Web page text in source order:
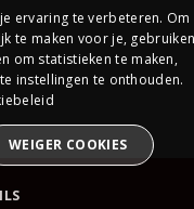
ervaring te verbeteren. Om
te maken voor je,
om statistieken te maken,
instellingen te onthouden.
WEIGER COOKIES